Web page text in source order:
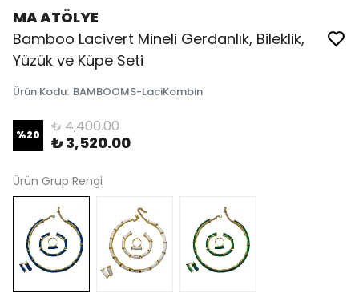
MA ATÖLYE
Bamboo Lacivert Mineli Gerdanlık, Bileklik,
Yüzük ve Küpe Seti
Ürün Kodu: BAMBOOMS-LaciKombin
%20 ₺ 4,400.00
₺ 3,520.00
Ürün Grup Rengi